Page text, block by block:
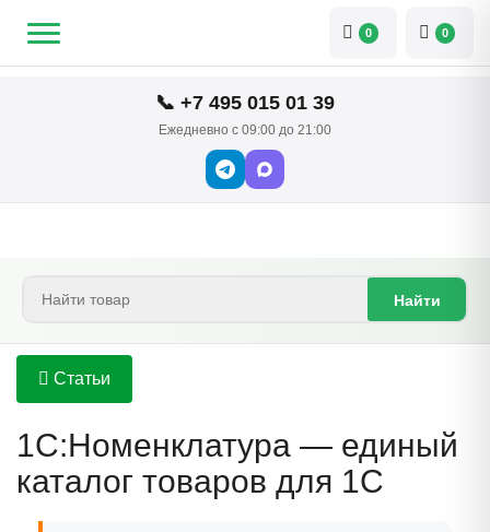
📞 +7 495 015 01 39
Ежедневно с 09:00 до 21:00
0 0
Найти
Статьи
1С:Номенклатура — единый
каталог товаров для 1С